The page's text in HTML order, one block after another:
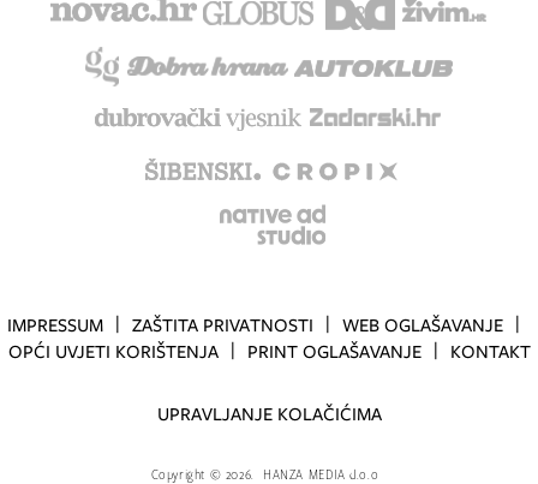
IMPRESSUM ZAŠTITA PRIVATNOSTI
WEB OGLAŠAVANJE
OPĆI UVJETI KORIŠTENJA
PRINT OGLAŠAVANJE KONTAKT
UPRAVLJANJE KOLAČIĆIMA
Copyright © 2026. HANZA MEDIA d.o.o